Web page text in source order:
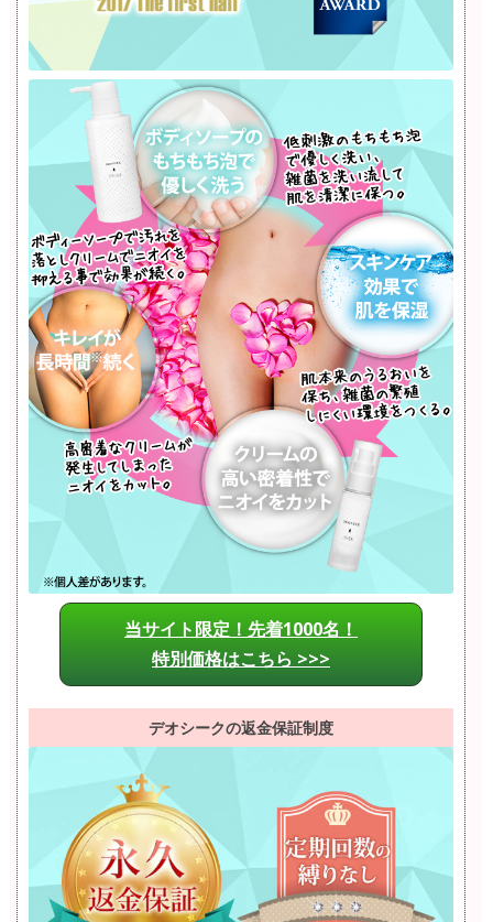
当サイト限定！先着1000名！
特別価格はこちら >>>
デオシークの返金保証制度